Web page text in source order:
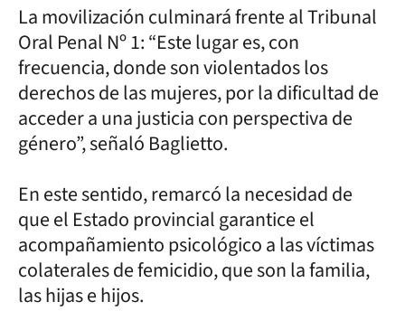
La movilización culminará frente al Tribunal
Oral Penal Nº 1: “Este lugar es, con
frecuencia, donde son violentados los
derechos de las mujeres, por la dificultad de
acceder a una justicia con perspectiva de
género”, señaló Baglietto.
En este sentido, remarcó la necesidad de
que el Estado provincial garantice el
acompañamiento psicológico a las víctimas
colaterales de femicidio, que son la familia,
las hijas e hijos.